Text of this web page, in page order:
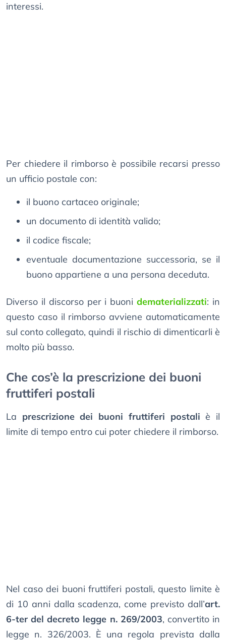
interessi.
Per chiedere il rimborso è possibile recarsi presso
un ufficio postale con:
il buono cartaceo originale;
un documento di identità valido;
il codice fiscale;
eventuale documentazione successoria, se il
buono appartiene a una persona deceduta.
Diverso il discorso per i buonidematerializzati: in
questo caso il rimborso avviene automaticamente
sul conto collegato, quindi il rischio di dimenticarli è
molto più basso.
Che cos’è la prescrizione dei buoni
fruttiferi postali
La prescrizione dei buoni fruttiferi postali è il
limite di tempo entro cui poter chiedere il rimborso.
Nel caso dei buoni fruttiferi postali, questo limite è
di 10 anni dalla scadenza, come previsto dall’art.
6-ter del decreto legge n. 269/2003, convertito in
legge n. 326/2003. È una regola prevista dalla